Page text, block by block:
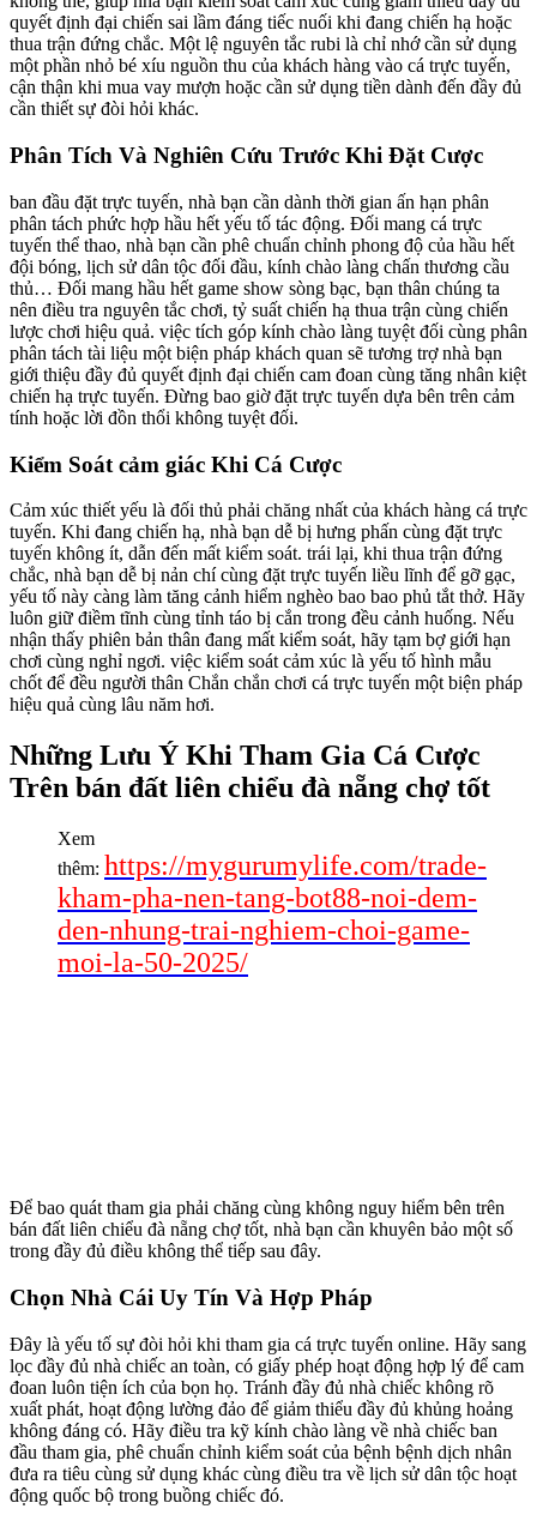
quyết định đại chiến sai lầm đáng tiếc nuối khi đang chiến hạ hoặc
thua trận đứng chắc. Một lệ nguyên tắc rubi là chỉ nhớ cần sử dụng
một phần nhỏ bé xíu nguồn thu của khách hàng vào cá trực tuyến,
cận thận khi mua vay mượn hoặc cần sử dụng tiền dành đến đầy đủ
cần thiết sự đòi hỏi khác.
Phân Tích Và Nghiên Cứu Trước Khi Đặt Cược
ban đầu đặt trực tuyến, nhà bạn cần dành thời gian ấn hạn phân
phân tách phức hợp hầu hết yếu tố tác động. Đối mang cá trực
tuyến thể thao, nhà bạn cần phê chuẩn chỉnh phong độ của hầu hết
đội bóng, lịch sử dân tộc đối đầu, kính chào làng chấn thương cầu
thủ… Đối mang hầu hết game show sòng bạc, bạn thân chúng ta
nên điều tra nguyên tắc chơi, tỷ suất chiến hạ thua trận cùng chiến
lược chơi hiệu quả. việc tích góp kính chào làng tuyệt đối cùng phân
phân tách tài liệu một biện pháp khách quan sẽ tương trợ nhà bạn
giới thiệu đầy đủ quyết định đại chiến cam đoan cùng tăng nhân kiệt
chiến hạ trực tuyến. Đừng bao giờ đặt trực tuyến dựa bên trên cảm
tính hoặc lời đồn thổi không tuyệt đối.
Kiểm Soát cảm giác Khi Cá Cược
Cảm xúc thiết yếu là đối thủ phải chăng nhất của khách hàng cá trực
tuyến. Khi đang chiến hạ, nhà bạn dễ bị hưng phấn cùng đặt trực
tuyến không ít, dẫn đến mất kiểm soát. trái lại, khi thua trận đứng
chắc, nhà bạn dễ bị nản chí cùng đặt trực tuyến liều lĩnh để gỡ gạc,
yếu tố này càng làm tăng cảnh hiểm nghèo bao bao phủ tắt thở. Hãy
luôn giữ điềm tĩnh cùng tỉnh táo bị cắn trong đều cảnh huống. Nếu
nhận thấy phiên bản thân đang mất kiểm soát, hãy tạm bợ giới hạn
chơi cùng nghỉ ngơi. việc kiểm soát cảm xúc là yếu tố hình mẫu
chốt để đều người thân Chắn chắn chơi cá trực tuyến một biện pháp
hiệu quả cùng lâu năm hơi.
Những Lưu Ý Khi Tham Gia Cá Cược
Trên bán đất liên chiểu đà nẵng chợ tốt
Xem
thêm: https://mygurumylife.com/trade-
kham-pha-nen-tang-bot88-noi-dem-
den-nhung-trai-nghiem-choi-game-
moi-la-50-2025/
Để bao quát tham gia phải chăng cùng không nguy hiểm bên trên
bán đất liên chiểu đà nẵng chợ tốt, nhà bạn cần khuyên bảo một số
trong đầy đủ điều không thể tiếp sau đây.
Chọn Nhà Cái Uy Tín Và Hợp Pháp
Đây là yếu tố sự đòi hỏi khi tham gia cá trực tuyến online. Hãy sang
lọc đầy đủ nhà chiếc an toàn, có giấy phép hoạt động hợp lý để cam
đoan luôn tiện ích của bọn họ. Tránh đầy đủ nhà chiếc không rõ
xuất phát, hoạt động lường đảo để giảm thiểu đầy đủ khủng hoảng
không đáng có. Hãy điều tra kỹ kính chào làng về nhà chiếc ban
đầu tham gia, phê chuẩn chỉnh kiểm soát của bệnh bệnh dịch nhân
đưa ra tiêu cùng sử dụng khác cùng điều tra về lịch sử dân tộc hoạt
động quốc bộ trong buồng chiếc đó.